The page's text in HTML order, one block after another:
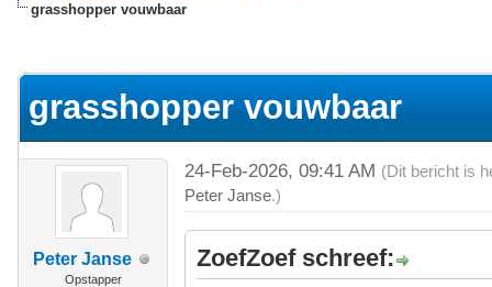
grasshopper vouwbaar
grasshopper vouwbaar
Peter Janse
Opstapper
24-Feb-2026, 09:41 AM (Dit bericht is
Peter Janse.)
ZoefZoef schreef: